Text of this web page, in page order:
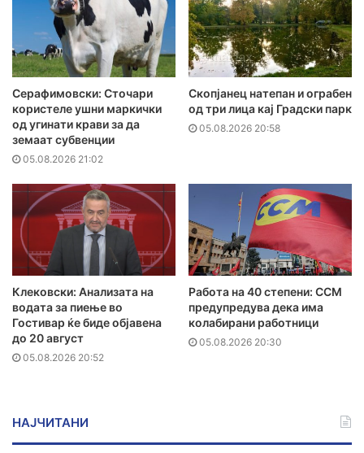
Серафимовски: Сточари
користеле ушни маркички
од угинати крави за да
земаат субвенции
05.08.2026 21:02
Скопјанец натепан и ограбен
од три лица кај Градски парк
05.08.2026 20:58
Клековски: Анализата на
водата за пиење во
Гостивар ќе биде објавена
до 20 август
05.08.2026 20:52
Работа на 40 степени: ССМ
предупредува дека има
колабирани работници
05.08.2026 20:30
НАЈЧИТАНИ